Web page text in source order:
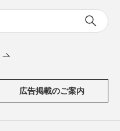
広告掲載のご案内